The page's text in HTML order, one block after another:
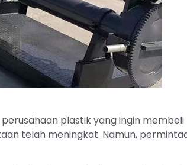
plastik yang ingin membeli
telah meningkat. Namun,